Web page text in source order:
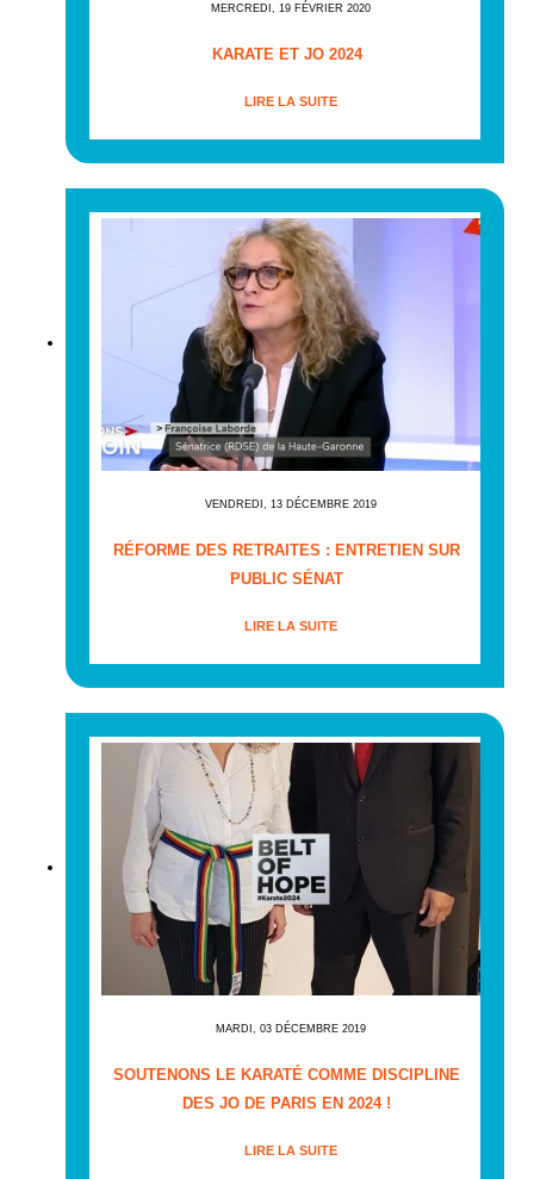
MERCREDI, 19 FÉVRIER 2020
KARATE ET JO 2024
LIRE LA SUITE
VENDREDI, 13 DÉCEMBRE 2019
RÉFORME DES RETRAITES : ENTRETIEN SUR
PUBLIC SÉNAT
LIRE LA SUITE
MARDI, 03 DÉCEMBRE 2019
SOUTENONS LE KARATÉ COMME DISCIPLINE
DES JO DE PARIS EN 2024 !
LIRE LA SUITE